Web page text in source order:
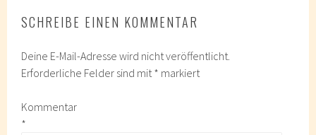
SCHREIBE EINEN KOMMENTAR
Deine E-Mail-Adresse wird nicht veröffentlicht.
Erforderliche Felder sind mit * markiert
Kommentar
*